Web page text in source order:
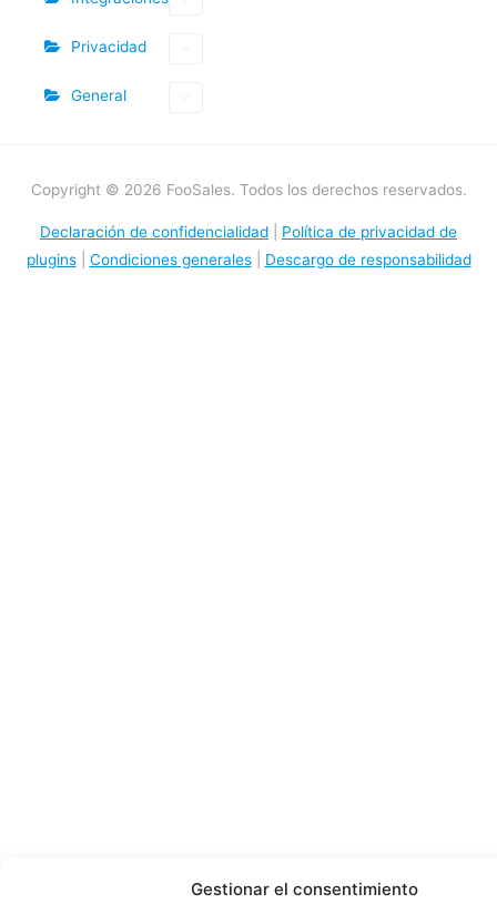
Gestionar el consentimiento
Privacidad
General
Copyright © 2026 FooSales. Todos los derechos reservados.
Declaración de confidencialidad
Política de privacidad de
plugins| Condiciones generales| Descargo de responsabilidad